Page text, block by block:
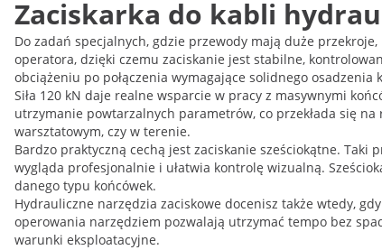
Zaciskarka do kabli
Do zadań specjalnych, gdzie przewody mają duże
operatora, dzięki czemu zaciskanie jest stabilne,
obciążeniu po połączenia wymagające solidnego osadzenia
Siła 120 kN daje realne wsparcie w pracy z masywnymi
utrzymanie powtarzalnych parametrów, co przekłada się
warsztatowym, czy w terenie.
Bardzo praktyczną cechą jest zaciskanie sześciokątne. Taki
wygląda profesjonalnie i ułatwia kontrolę wizualną.
danego typu końcówek.
Hydrauliczne narzędzia zaciskowe docenisz także wtedy,
operowania narzędziem pozwalają utrzymać tempo bez
warunki eksploatacyjne.